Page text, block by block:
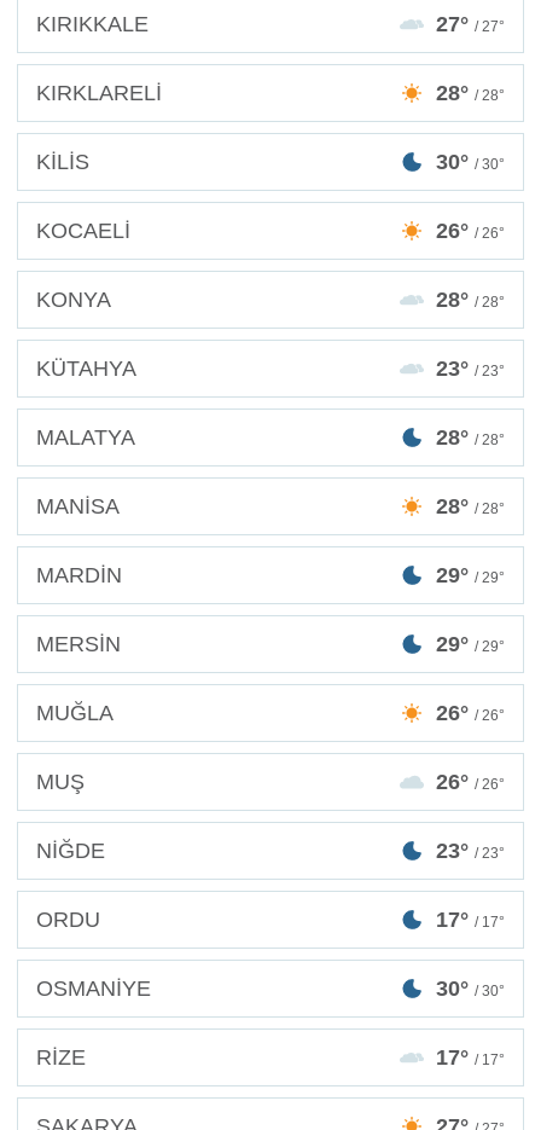
KIRIKKALE 27° / 27°
KIRKLARELİ 28° / 28°
KİLİS 30° / 30°
KOCAELİ 26° / 26°
KONYA 28° / 28°
KÜTAHYA 23° / 23°
MALATYA 28° / 28°
MANİSA 28° / 28°
MARDİN 29° / 29°
MERSİN 29° / 29°
MUĞLA 26° / 26°
MUŞ 26° / 26°
NİĞDE 23° / 23°
ORDU 17° / 17°
OSMANİYE 30° / 30°
RİZE 17° / 17°